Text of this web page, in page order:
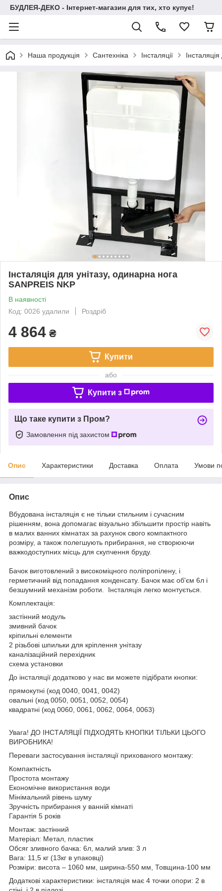
БУДЛЕЯ-ДЕКО - Інтернет-магазин для тих, хто купує!
Наша продукція Сантехніка Інсталяції
Інсталяція для унітазу, одинарна нога
SANPREIS NKP
В наявності
Код: 0026 удалили
Роздріб
4 864 ₴
Купити
або
Купити з
Що таке купити з Пром?
Замовлення під захистом
Опис Характеристики Доставка Оплата Умови
Опис
Вбудована інсталяція є не тільки стильним і сучасним
рішенням, вона допомагає візуально збільшити простір навіть
в малих ванних кімнатах за рахунок свого компактного
розміру, а також полегшують прибирання, не створюючи
важкодоступних місць для скупчення бруду.
Бачок виготовлений з високоміцного поліпропілену, і
герметичний від попадання конденсату. Бачок має об'єм 6л і
безшумний механізм роботи. Інсталяція легко монтується.
Комплектація:
застінний модуль
змивний бачок
кріпильні елементи
2 різьбові шпильки для кріплення унітазу
каналізаційний перехідник
схема установки
До інсталяції додатково у нас ви можете підібрати кнопки:
прямокутні (код 0040, 0041, 0042)
овальні (код 0050, 0051, 0052, 0054)
квадратні (код 0060, 0061, 0062, 0064, 0063)
Увага! ДО ІНСТАЛЯЦІЇ ПІДХОДЯТЬ КНОПКИ ТІЛЬКИ ЦЬОГО
ВИРОБНИКА!
Переваги застосування інсталяції прихованого монтажу:
Компактність
Простота монтажу
Економічне використання води
Мінімальний рівень шуму
Зручність прибирання у ванній кімнаті
Гарантія 5 років
Монтаж: застінний
Матеріал: Метал, пластик
Обсяг зливного бачка: 6л, малий злив: 3 л
Вага: 11,5 кг (13кг в упаковці)
Розміри: висота – 1060 мм, ширина-550 мм, Товщина-100 мм
Додаткові характеристики: інсталяція має 4 точки опори: 2 в